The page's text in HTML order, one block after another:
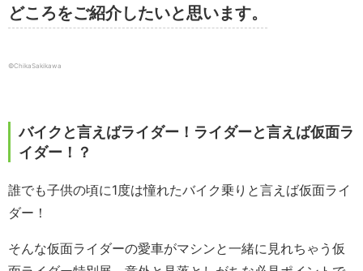
どころをご紹介したいと思います。
©ChikaSakikawa
バイクと言えばライダー！ライダーと言えば仮面ラ
イダー！？
誰でも子供の頃に1度は憧れたバイク乗りと言えば仮面ライ
ダー！
そんな仮面ライダーの愛車がマシンと一緒に見れちゃう仮